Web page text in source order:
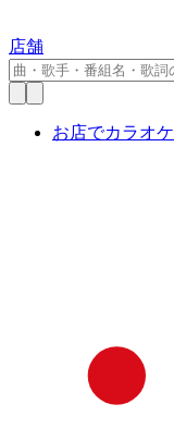
店舗
お店でカラオケ